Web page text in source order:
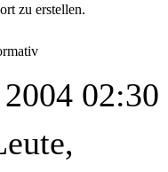
zu erstellen.
02:30